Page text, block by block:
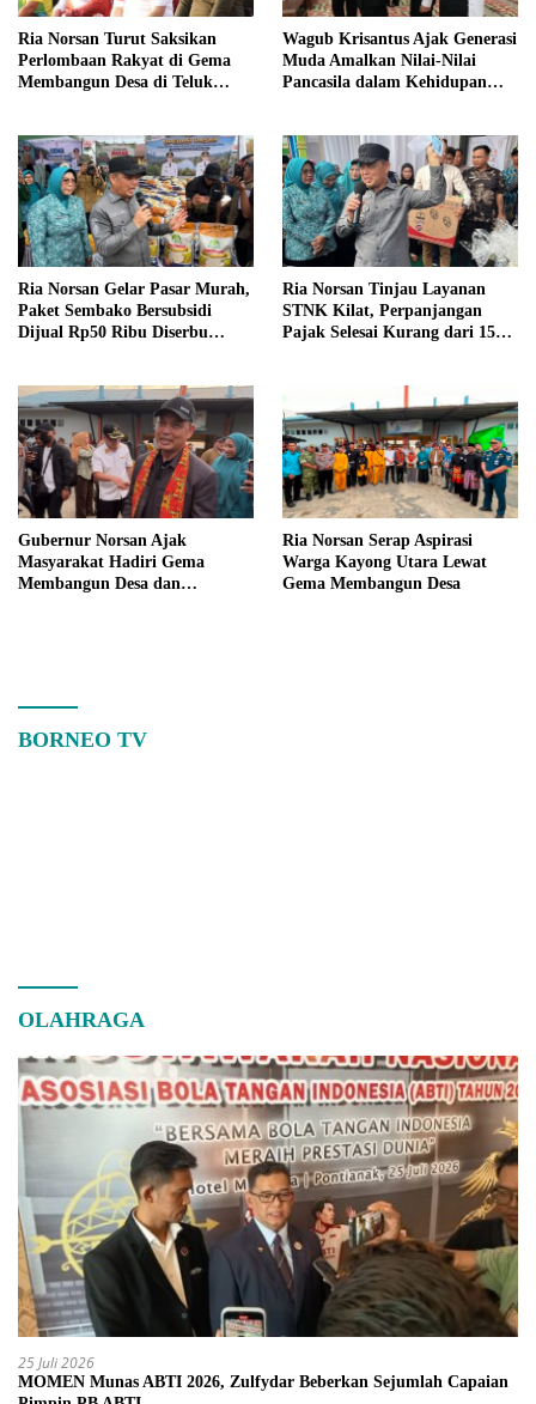
Ria Norsan Turut Saksikan
Perlombaan Rakyat di Gema
Membangun Desa di Teluk
Wagub Krisantus Ajak Generasi
Muda Amalkan Nilai-Nilai
Pancasila dalam Kehidupan
Ria Norsan Gelar Pasar Murah,
Paket Sembako Bersubsidi
Dijual Rp50 Ribu Diserbu
Ria Norsan Tinjau Layanan
STNK Kilat, Perpanjangan
Pajak Selesai Kurang dari 15
Gubernur Norsan Ajak
Masyarakat Hadiri Gema
Membangun Desa dan
Ria Norsan Serap Aspirasi
Warga Kayong Utara Lewat
Gema Membangun Desa
BORNEO TV
OLAHRAGA
25 Juli 2026
MOMEN Munas ABTI 2026, Zulfydar Beberkan Sejumlah Capaian